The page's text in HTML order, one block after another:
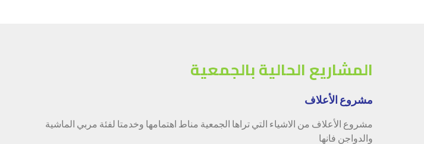
المشاريع الحالية بالجمعية
مشروع الأعلاف
مشروع الأعلاف من الاشياء التي تراها الجمعية مناط اهتمامها وخدمتا لفئة مربي الماشية
والدواجن فانها